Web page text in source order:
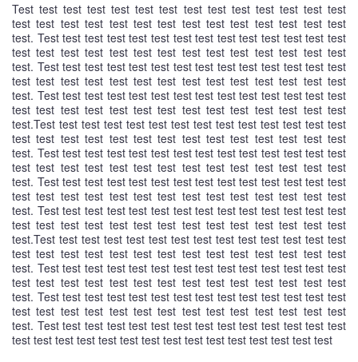
Test test test test test test test test test test test test test test
test test test test test test test test test test test test test test
test. Test test test test test test test test test test test test test test
test test test test test test test test test test test test test test
test. Test test test test test test test test test test test test test test
test test test test test test test test test test test test test test
test. Test test test test test test test test test test test test test test
test test test test test test test test test test test test test test
test.Test test test test test test test test test test test test test test
test test test test test test test test test test test test test test
test. Test test test test test test test test test test test test test test
test test test test test test test test test test test test test test
test. Test test test test test test test test test test test test test test
test test test test test test test test test test test test test test
test. Test test test test test test test test test test test test test test
test test test test test test test test test test test test test test
test.Test test test test test test test test test test test test test test
test test test test test test test test test test test test test test
test. Test test test test test test test test test test test test test test
test test test test test test test test test test test test test test
test. Test test test test test test test test test test test test test test
test test test test test test test test test test test test test test
test. Test test test test test test test test test test test test test test
test test test test test test test test test test test test test test test